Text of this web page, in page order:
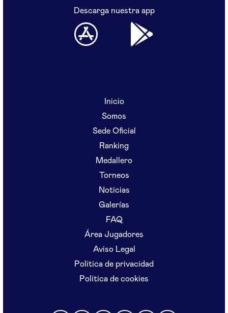
Descarga nuestra app
Inicio
Somos
Sede Oficial
Ranking
Medallero
Torneos
Noticias
Galerías
FAQ
Área Jugadores
Aviso Legal
Politica de privacidad
Politica de cookies